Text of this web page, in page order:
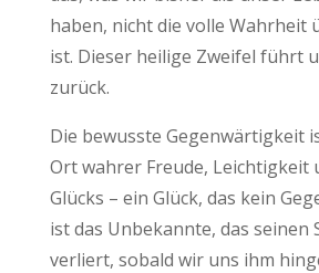
haben, nicht die volle Wahrheit
ist. Dieser heilige Zweifel führt
zurück.
Die bewusste Gegenwärtigkeit
Ort wahrer Freude, Leichtigkeit
Glücks – ein Glück, das kein
ist das Unbekannte, das seinen
verliert, sobald wir uns ihm